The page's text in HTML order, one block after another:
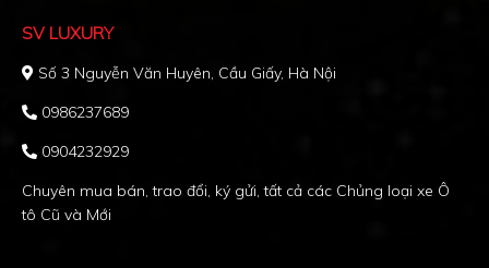
SV LUXURY
Số 3 Nguyễn Văn Huyên, Cầu Giấy, Hà Nội
0986237689
0904232929
Chuyên mua bán, trao đổi, ký gửi, tất cả các Chủng loại xe Ô
tô Cũ và Mới